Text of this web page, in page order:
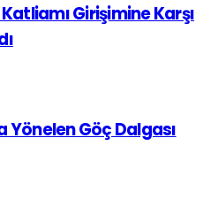
Girişimine Karşı
Yönelen Göç Dalgası